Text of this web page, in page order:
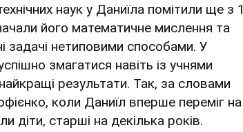
наук у Даниїла помітили ще з 1
його математичне мислення та
задачі нетиповими способами. У
змагатися навіть із учнями
результати. Так, за словами
коли Даниїл вперше переміг на
діти, старші на декілька років.